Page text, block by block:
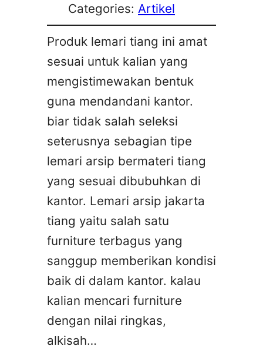
Categories: Artikel
Produk lemari tiang ini amat
sesuai untuk kalian yang
mengistimewakan bentuk
guna mendandani kantor.
biar tidak salah seleksi
seterusnya sebagian tipe
lemari arsip bermateri tiang
yang sesuai dibubuhkan di
kantor. Lemari arsip jakarta
tiang yaitu salah satu
furniture terbagus yang
sanggup memberikan kondisi
baik di dalam kantor. kalau
kalian mencari furniture
dengan nilai ringkas,
alkisah…